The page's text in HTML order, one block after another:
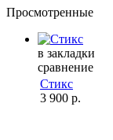
Просмотренные
в закладки
сравнение
Стикс
3 900 р.